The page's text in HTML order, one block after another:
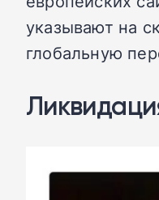
указывают на
глобальную